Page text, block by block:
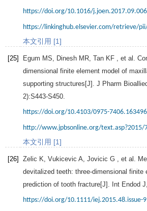
https://doi.org/10.1016/j.joen.2017.09.006
https://linkinghub.elsevier.com/retrieve/
本文引用 [1]
[25] Egum MS Dinesh MR Tan KF , et al.
dimensional finite element model of
supporting structures[J]. J Pharm
2):S443-S450.
https://doi.org/10.4103/0975-7406.163496
http://www.jpbsonline.org/text.asp?2015/
本文引用 [1]
[26] Zelic K Vukicevic A Jovicic G , et al.
devitalized teeth: three-dimensional finite
prediction of tooth fracture[J]. Int Endod J
https://doi.org/10.1111/iej.2015.48.issue-9